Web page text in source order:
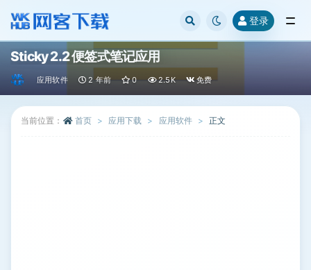
登录
Sticky 2.2 便签式笔记应用
应用软件 2 年前 0 2.5K 免费
当前位置： 首页 应用下载 应用软件 正文
全部